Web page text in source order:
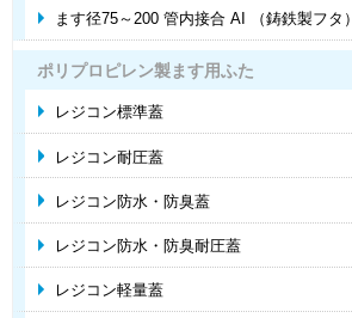
ます径75～200 管内接合 AI （鋳鉄製フタ）
ポリプロピレン製ます用ふた
レジコン標準蓋
レジコン耐圧蓋
レジコン防水・防臭蓋
レジコン防水・防臭耐圧蓋
レジコン軽量蓋